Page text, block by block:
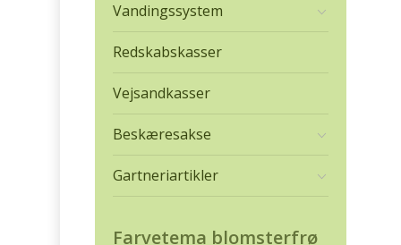
Vandingssystem
Redskabskasser
Vejsandkasser
Beskæresakse
Gartneriartikler
Farvetema blomsterfrø